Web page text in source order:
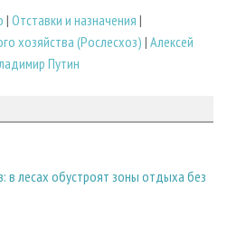
| Отставки и назначения |
хозяйства (Рослесхоз) | Алексей
Путин
в лесах обустроят зоны отдыха без